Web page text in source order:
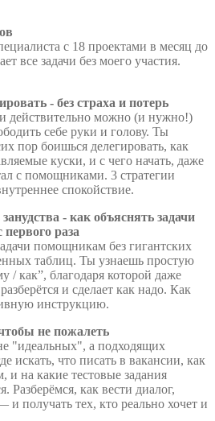
с 18 проектами в месяц до
все задачи без моего участия.
- без страха и потерь
действительно можно (и нужно!)
себе руки и голову. Ты
пор боишься делегировать, как
куски, и с чего начать, даже
с помощниками. 3 стратегии
спокойствие.
- как объяснять задачи
раза
помощникам без гигантских
таблиц. Ты узнаешь простую
/ как”, благодаря которой даже
и сделает как надо. Как
инструкцию.
не пожалеть
"идеальных", а подходящих
искать, что писать в вакансии, как
и на какие тестовые задания
Разберёмся, как вести диалог,
и получать тех, кто реально хочет и